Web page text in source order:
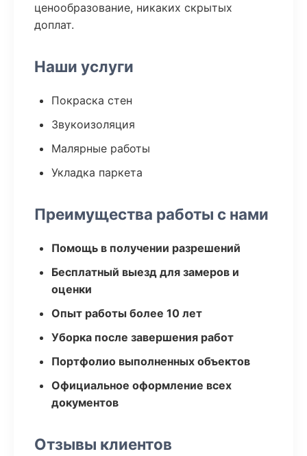
ценообразование, никаких скрытых
доплат.
Наши услуги
Покраска стен
Звукоизоляция
Малярные работы
Укладка паркета
Преимущества работы с нами
Помощь в получении разрешений
Бесплатный выезд для замеров и
оценки
Опыт работы более 10 лет
Уборка после завершения работ
Портфолио выполненных объектов
Официальное оформление всех
документов
Отзывы клиентов